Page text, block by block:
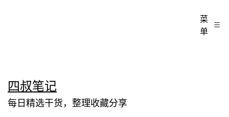
至
内
四叔笔记
每日精选干货，整理收藏分享
菜
单